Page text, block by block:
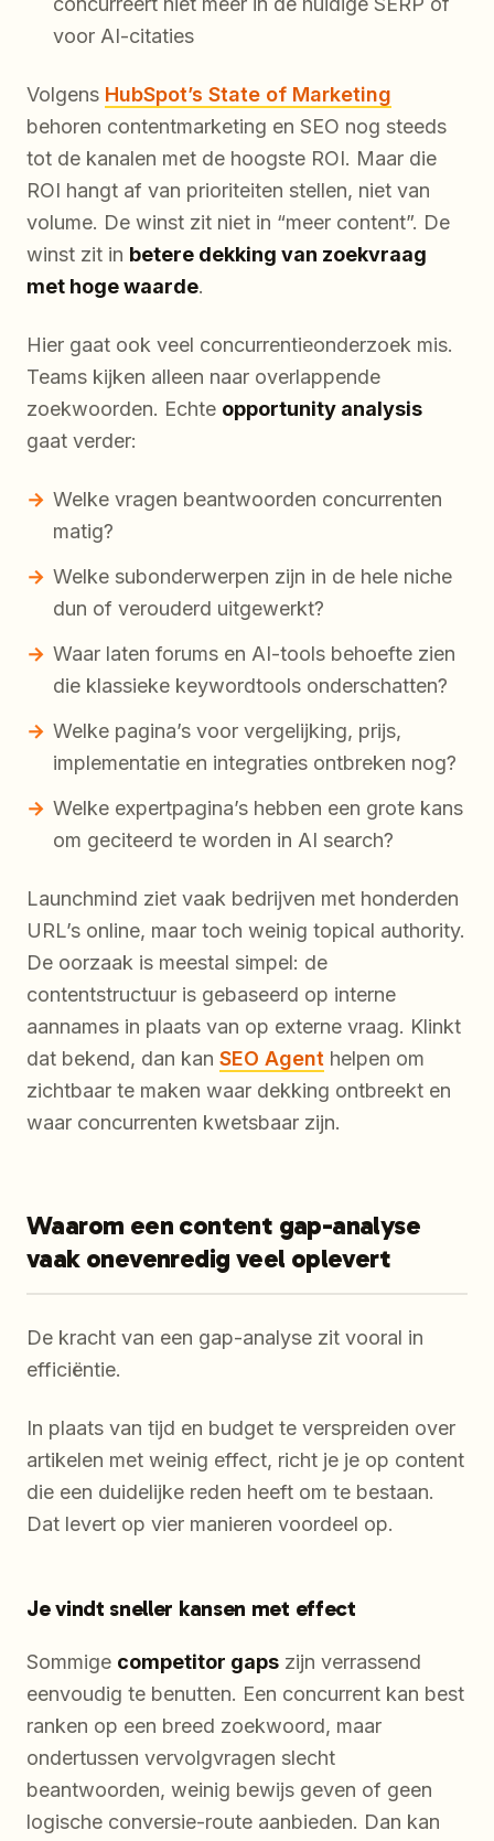
voor AI-citaties
Volgens HubSpot’s State of Marketing
behoren contentmarketing en SEO nog steeds
tot de kanalen met de hoogste ROI. Maar die
ROI hangt af van prioriteiten stellen, niet van
volume. De winst zit niet in “meer content”. De
winst zit in betere dekking van zoekvraag
met hoge waarde.
Hier gaat ook veel concurrentieonderzoek mis.
Teams kijken alleen naar overlappende
zoekwoorden. Echte opportunity analysis
gaat verder:
Welke vragen beantwoorden concurrenten
matig?
Welke subonderwerpen zijn in de hele niche
dun of verouderd uitgewerkt?
Waar laten forums en AI-tools behoefte zien
die klassieke keywordtools onderschatten?
Welke pagina’s voor vergelijking, prijs,
implementatie en integraties ontbreken nog?
Welke expertpagina’s hebben een grote kans
om geciteerd te worden in AI search?
Launchmind ziet vaak bedrijven met honderden
URL’s online, maar toch weinig topical authority.
De oorzaak is meestal simpel: de
contentstructuur is gebaseerd op interne
aannames in plaats van op externe vraag. Klinkt
dat bekend, dan kan SEO Agent helpen om
zichtbaar te maken waar dekking ontbreekt en
waar concurrenten kwetsbaar zijn.
Waarom een content gap-analyse
vaak onevenredig veel oplevert
De kracht van een gap-analyse zit vooral in
efficiëntie.
In plaats van tijd en budget te verspreiden over
artikelen met weinig effect, richt je je op content
die een duidelijke reden heeft om te bestaan.
Dat levert op vier manieren voordeel op.
Je vindt sneller kansen met effect
Sommige competitor gaps zijn verrassend
eenvoudig te benutten. Een concurrent kan best
ranken op een breed zoekwoord, maar
ondertussen vervolgvragen slecht
beantwoorden, weinig bewijs geven of geen
logische conversie-route aanbieden. Dan kan